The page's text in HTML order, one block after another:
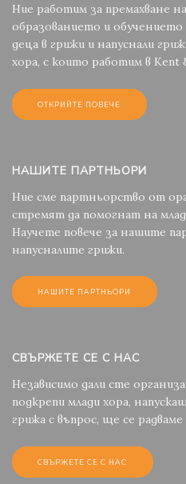
Ние работим за премахване
образованието и обучението
деца в грижи и напуснали
хора, с които работим в Kent
ОТКРИЙТЕ ПОВЕЧЕ
НАШИТЕ ПАРТНЬОРИ
Ние сме партньорство от
стремят да помогнат на
Научете повече за нашите
напусналите грижи.
НАШИТЕ ПАРТНЬОРИ
СВЪРЖЕТЕ СЕ С НАС
Независимо дали сте
подкрепи млади хора,
грижа с въпрос, ще се радваме
СВЪРЖЕТЕ СЕ С НАС